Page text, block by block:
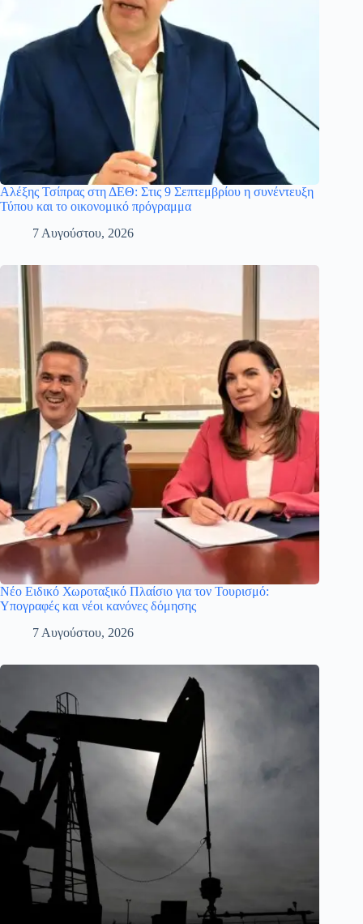
Αλέξης Τσίπρας στη ΔΕΘ: Στις 9 Σεπτεμβρίου η συνέντευξη
Τύπου και το οικονομικό πρόγραμμα
7 Αυγούστου, 2026
Νέο Ειδικό Χωροταξικό Πλαίσιο για τον Τουρισμό:
Υπογραφές και νέοι κανόνες δόμησης
7 Αυγούστου, 2026